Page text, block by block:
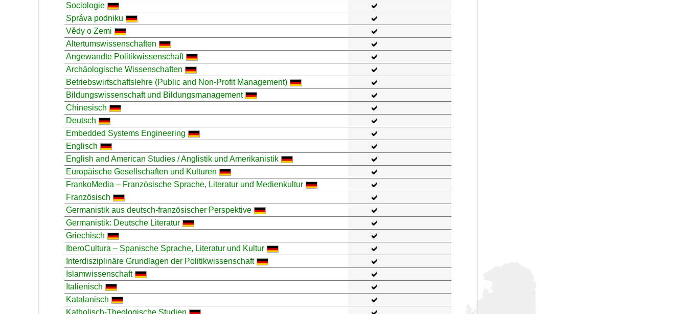
Sociologie
Správa podniku
Vědy o Zemi
Altertumswissenschaften
Angewandte Politikwissenschaft
Archäologische Wissenschaften
Betriebswirtschaftslehre (Public and Non-Profit Management)
Bildungswissenschaft und Bildungsmanagement
Chinesisch
Deutsch
Embedded Systems Engineering
Englisch
English and American Studies / Anglistik und Amerikanistik
Europäische Gesellschaften und Kulturen
FrankoMedia – Französische Sprache, Literatur und Medienkultur
Französisch
Germanistik aus deutsch-französischer Perspektive
Germanistik: Deutsche Literatur
Griechisch
IberoCultura – Spanische Sprache, Literatur und Kultur
Interdisziplinäre Grundlagen der Politikwissenschaft
Islamwissenschaft
Italienisch
Katalanisch
Katholisch-Theologische Studien